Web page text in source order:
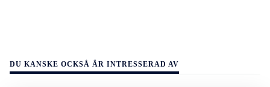
DU KANSKE OCKSÅ ÄR INTRESSERAD AV